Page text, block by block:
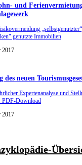
und
genutzte Immobilien
2017
neuen
Expertenanalyse und
PDF-Download
2017